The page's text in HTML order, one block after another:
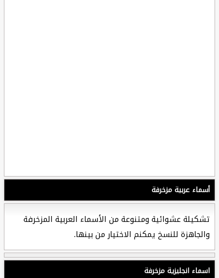
أسماء عربية مزخرفة
تشكيلة عشوائية ومتنوعة من الأسماء العربية المزخرفة
والجاهزة للنسخ يمكنم الاختيار من بينها.
اسماء انجليزية مزخرفة